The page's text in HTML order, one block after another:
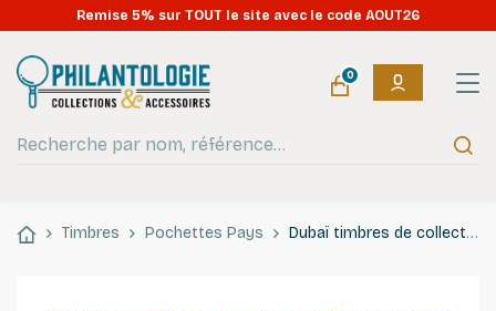
Remise 5% sur TOUT le site avec le code AOUT26
0
Timbres Pochettes Pays Dubaï timbres de collection tous différents.